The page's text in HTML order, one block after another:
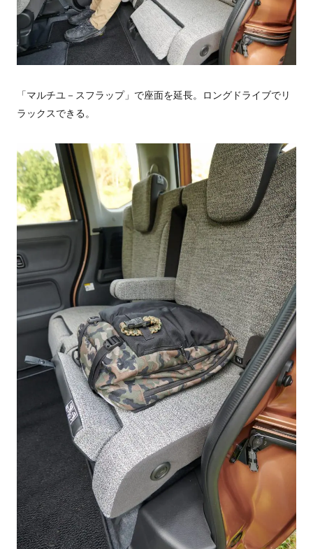
「マルチユ－スフラップ」で座面を延長。ロングドライブでリ
ラックスできる。